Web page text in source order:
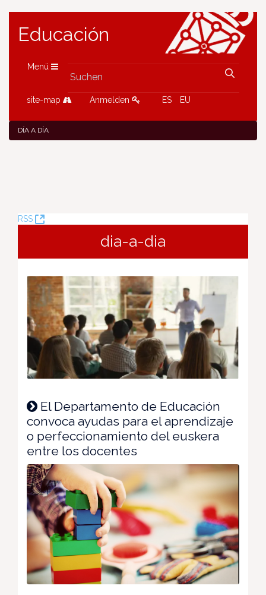
Educación
Menü
site-map Anmelden ES EU
DÍA A DÍA
RSS
(Öffnet
dia-a-dia
El Departamento de Educación
convoca ayudas para el aprendizaje
o perfeccionamiento del euskera
entre los docentes